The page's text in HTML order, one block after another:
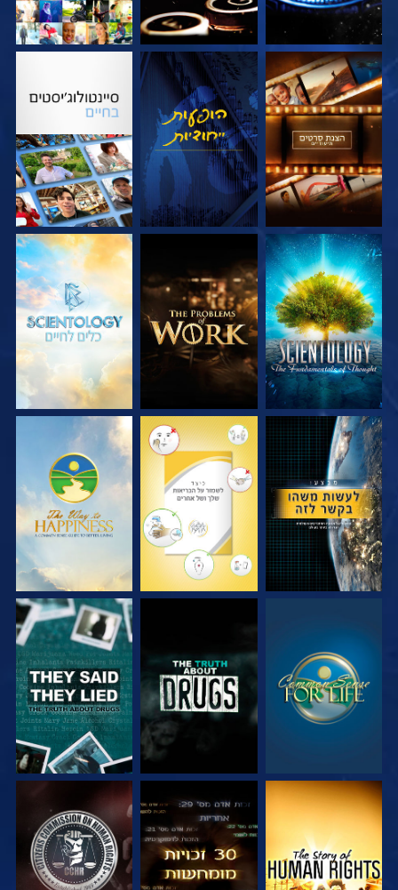
בדוק את הסדרה צפה בדוק את הסדרה
בדוק את הסדרה בדוק את הסדרה בדוק את הסדרה
צפה צפה
צפה צפה צפה
צפה צפה צפה